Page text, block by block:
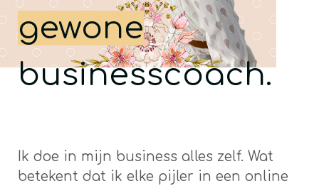
gewone
businesscoach.
Ik doe in mijn business alles zelf. Wat
betekent dat ik elke pijler in een online